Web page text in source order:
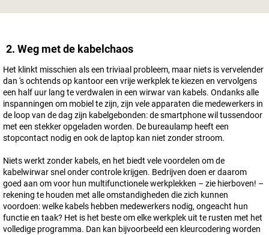
2. Weg met de kabelchaos
Het klinkt misschien als een triviaal probleem, maar niets is vervelender
dan 's ochtends op kantoor een vrije werkplek te kiezen en vervolgens
een half uur lang te verdwalen in een wirwar van kabels. Ondanks alle
inspanningen om mobiel te zijn, zijn vele apparaten die medewerkers in
de loop van de dag zijn kabelgebonden: de smartphone wil tussendoor
met een stekker opgeladen worden. De bureaulamp heeft een
stopcontact nodig en ook de laptop kan niet zonder stroom.
Niets werkt zonder kabels, en het biedt vele voordelen om de
kabelwirwar snel onder controle krijgen. Bedrijven doen er daarom
goed aan om voor hun multifunctionele werkplekken – zie hierboven! –
rekening te houden met alle omstandigheden die zich kunnen
voordoen: welke kabels hebben medewerkers nodig, ongeacht hun
functie en taak? Het is het beste om elke werkplek uit te rusten met het
volledige programma. Dan kan bijvoorbeeld een kleurcodering worden